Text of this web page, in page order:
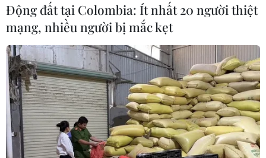
Động đất tại Colombia: Ít nhất 20 người thiệt
mạng, nhiều người bị mắc kẹt